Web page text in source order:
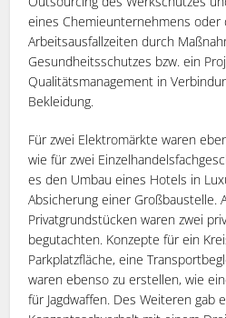
eines Chemieunternehmens oder
Arbeitsausfallzeiten durch
Gesundheitsschutzes bzw. ein
Qualitätsmanagement in
Bekleidung.
Für zwei Elektromärkte waren
wie für zwei
es den Umbau eines Hotels in
Absicherung einer Großbaustelle.
Privatgrundstücken waren zwei
begutachten. Konzepte für ein
Parkplatzfläche, eine
waren ebenso zu erstellen, wie
für Jagdwaffen. Des Weiteren gab